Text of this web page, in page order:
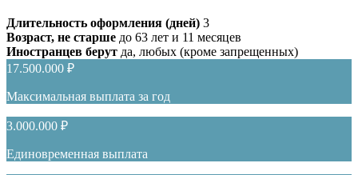
Длительность оформления (дней) 3
Возраст, не старше до 63 лет и 11 месяцев
Иностранцев берут да, любых (кроме запрещенных)
17.500.000 ₽
Максимальная выплата за год
3.000.000 ₽
Единовременная выплата